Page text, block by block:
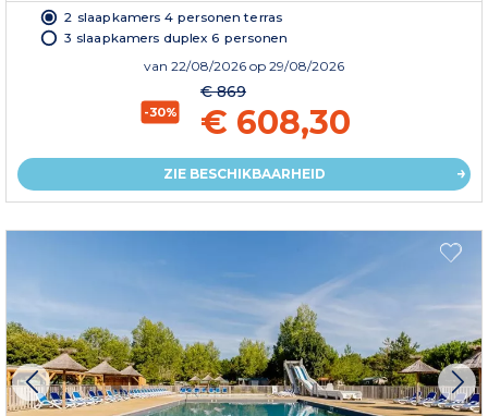
2 slaapkamers 4 personen terras
3 slaapkamers duplex 6 personen
van 22/08/2026 op 29/08/2026
-30%
€ 869
€ 608,30
ZIE BESCHIKBAARHEID